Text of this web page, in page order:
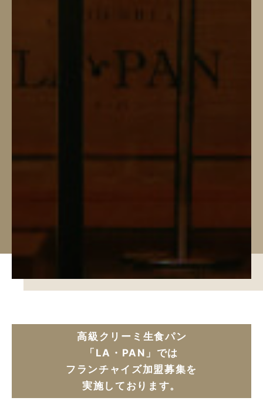
高級クリーミ生食パン
「LA・PAN」では
フランチャイズ加盟募集を
実施しております。